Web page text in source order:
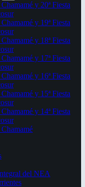
y 20ª Fiesta
y 19ª Fiesta
y 18ª Fiesta
y 17ª Fiesta
y 16ª Fiesta
y 15ª Fiesta
y 14ª Fiesta
del NEA